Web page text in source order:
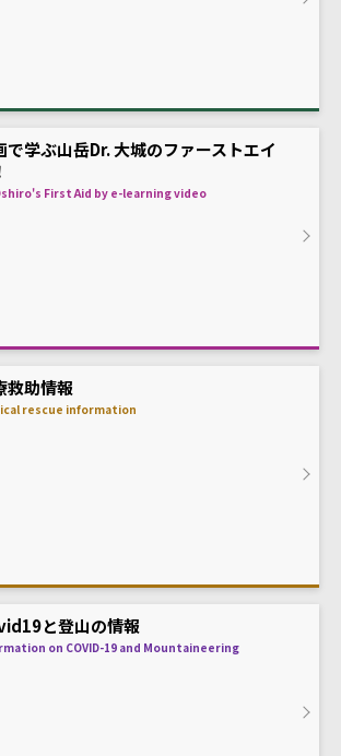
で学ぶ山岳Dr. 大城のファーストエイ
First Aid by e-learning video
救助情報
rescue information
と登山の情報
on COVID-19 and Mountaineering